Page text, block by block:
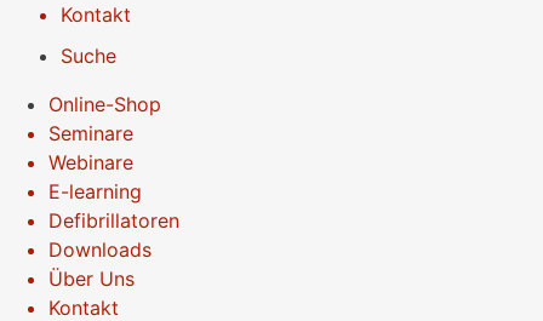
Kontakt
Suche
Online-Shop
Seminare
Webinare
E-learning
Defibrillatoren
Downloads
Über Uns
Kontakt